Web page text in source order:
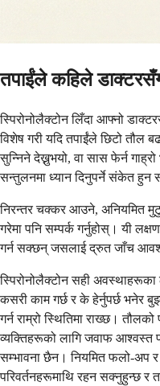
तपाईंले कहिले
स्पिरोनोलैक्टोन लिँदा आफ्नो
विशेष गरी यदि तपाईंले छिटो तौल
सुन्निने देख्नुभयो, वा सास फेर्न
सन्तुलनमा ध्यान दिनुपर्ने संकेत हुन
निरन्तर चक्कर आउने, अनियमित
गरेमा पनि सम्पर्क गर्नुहोस्। यी
गर्न सक्छन् जसलाई द्रुत जाँच
स्पिरोनोलैक्टोन सही
कसरी काम गर्छ र के हेर्नुपर्छ भनेर
गर्न राम्रो स्थितिमा राख्छ।
व्यक्तिहरूको लागि जवाफ
सम्भावना छैन। नियमित फलो-अप
परिवर्तनहरूमाथि रहन सक्नुहुन्छ र